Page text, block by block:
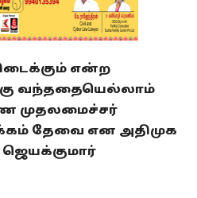
என்ற
வந்ததையெல்லாம்
முதலமைச்சர்
தேவை என அதிமுக